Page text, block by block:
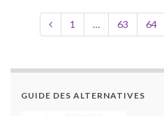
1 … 63 64
GUIDE DES ALTERNATIVES